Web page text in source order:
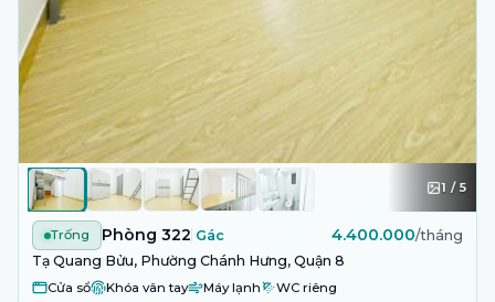
1 /5
Trống Phòng 322 Gác 4.400.000/tháng
Tạ Quang Bửu, Phường Chánh Hưng, Quận 8
Cửa sổ Khóa vân tay Máy lạnh WC riêng